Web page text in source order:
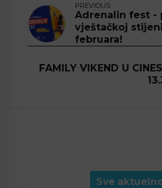
PREVIOUS
Adrenalin fest -
vještačkoj
februara!
FAMILY VIKEND U
Sve